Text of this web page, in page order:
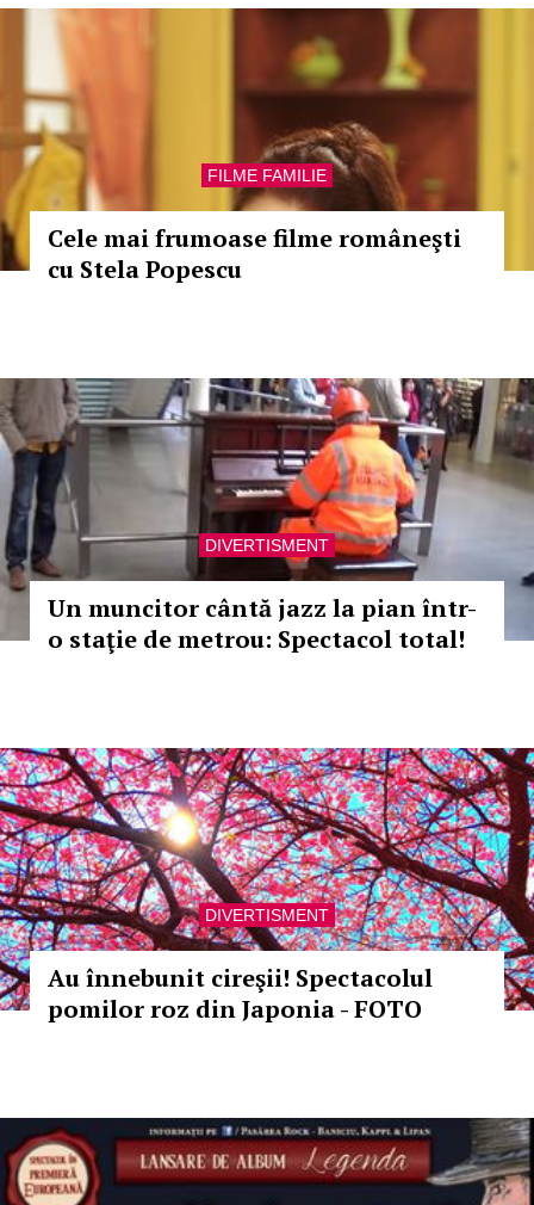
FILME FAMILIE
Cele mai frumoase filme româneşti
cu Stela Popescu
DIVERTISMENT
Un muncitor cântă jazz la pian într-
o staţie de metrou: Spectacol total!
DIVERTISMENT
Au înnebunit cireşii! Spectacolul
pomilor roz din Japonia - FOTO